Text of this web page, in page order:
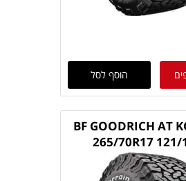
הוסף לסל
BF GOODRICH AT
265/70R17 121/